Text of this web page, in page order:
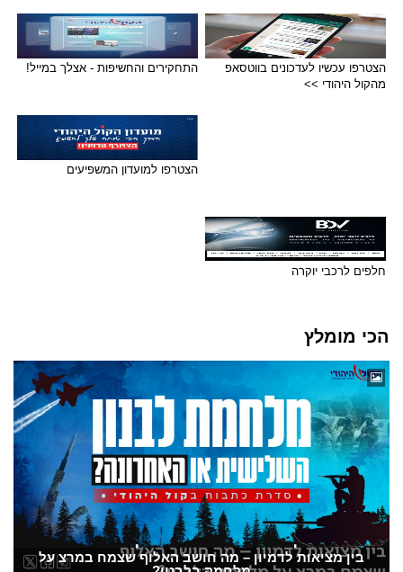
הצטרפו עכשיו לעדכונים בווטסאפ
מהקול היהודי >>
התחקירים והחשיפות - אצלך במייל!
הצטרפו למועדון המשפיעים
חלפים לרכבי יוקרה
הכי מומלץ
בין מציאות לדמיון – מה חושב האלוף שצמח במרצ על